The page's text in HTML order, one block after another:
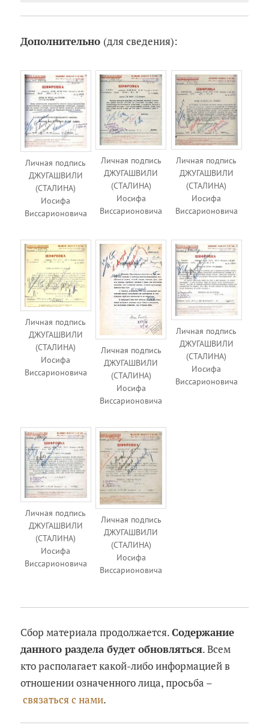
Дополнительно (для сведения):
Личная подпись
ДЖУГАШВИЛИ
(СТАЛИНА)
Иосифа
Виссарионовича
Личная подпись
ДЖУГАШВИЛИ
(СТАЛИНА)
Иосифа
Виссарионовича
Личная подпись
ДЖУГАШВИЛИ
(СТАЛИНА)
Иосифа
Виссарионовича
Личная подпись
ДЖУГАШВИЛИ
(СТАЛИНА)
Иосифа
Виссарионовича
Личная подпись
ДЖУГАШВИЛИ
(СТАЛИНА)
Иосифа
Виссарионовича
Личная подпись
ДЖУГАШВИЛИ
(СТАЛИНА)
Иосифа
Виссарионовича
Личная подпись
ДЖУГАШВИЛИ
(СТАЛИНА)
Иосифа
Виссарионовича
Личная подпись
ДЖУГАШВИЛИ
(СТАЛИНА)
Иосифа
Виссарионовича
Сбор материала продолжается.Содержание
данного раздела будет обновляться. Всем
кто располагает какой-либо информацией в
отношении означенного лица, просьба –
связаться с нами.